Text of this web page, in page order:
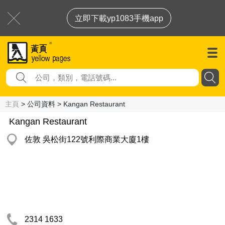
立即下載yp1083手機app
主頁 > 公司資料 > Kangan Restaurant
Kangan Restaurant
佐敦 吳松街122號利際商業大廈1樓
2314 1633